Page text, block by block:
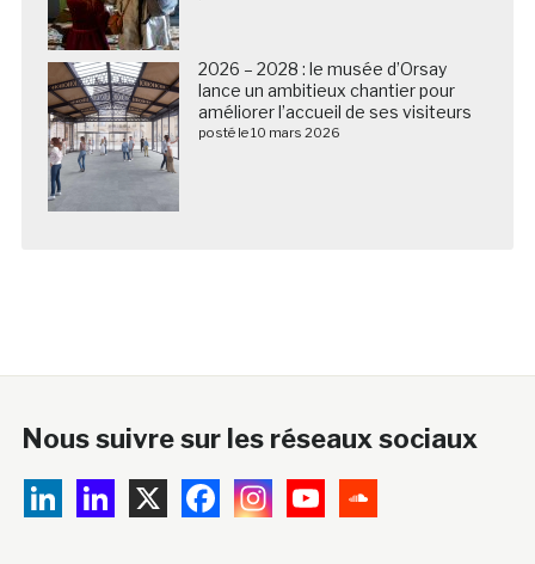
2026 – 2028 : le musée d’Orsay
lance un ambitieux chantier pour
améliorer l’accueil de ses visiteurs
posté le 10 mars 2026
Nous suivre sur les réseaux sociaux